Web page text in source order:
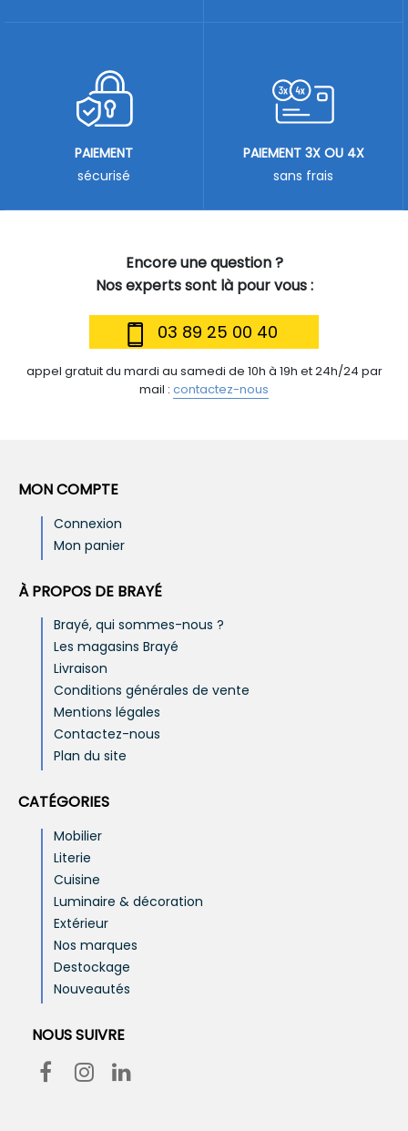
Encore une question ?
Nos experts sont là pour vous :
03 89 25 00 40
appel gratuit du mardi au samedi de 10h à 19h et 24h/24 par
mail : contactez-nous
PAIEMENT
sécurisé
PAIEMENT 3X OU 4X
sans frais
MON COMPTE
Connexion
Mon panier
À PROPOS DE BRAYÉ
Brayé, qui sommes-nous ?
Les magasins Brayé
Livraison
Conditions générales de vente
Mentions légales
Contactez-nous
Plan du site
CATÉGORIES
Mobilier
Literie
Cuisine
Luminaire & décoration
Extérieur
Nos marques
Destockage
Nouveautés
NOUS SUIVRE